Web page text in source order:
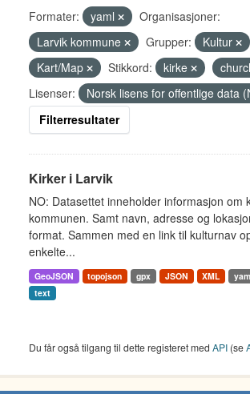
Formater: yaml
Organisasjoner:
Larvik kommune
Grupper:
Kultur
Kart/Map
Stikkord: kirke
Lisenser:
Norsk lisens for offentlige data
Filterresultater
Kirker i Larvik
NO: Datasettet inneholder informasjon om
kommunen. Samt navn, adresse og
format. Sammen med en link til kulturnav
enkelte...
GeoJSON topojson gpx JSON XML
text
Du får også tilgang til dette registeret med API (se